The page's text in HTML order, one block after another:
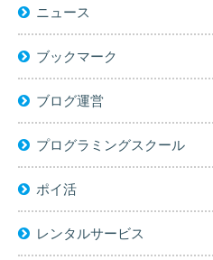
ニュース
ブックマーク
ブログ運営
プログラミングスクール
ポイ活
レンタルサービス